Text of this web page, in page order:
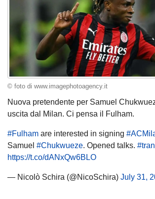
© foto di www.imagephotoagency.it
Nuova pretendente per Samuel
uscita dal Milan. Ci pensa il Fulham.
#Fulham are interested in signing
Samuel #Chukwueze. Opened talks.
https://t.co/dANxQw6BLO
— Nicolò Schira (@NicoSchira) July 31,